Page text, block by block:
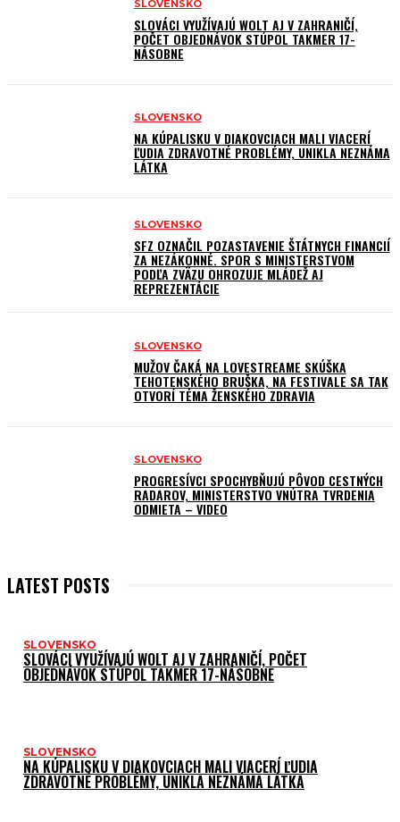
SLOVENSKO
SLOVÁCI VYUŽÍVAJÚ WOLT AJ V ZAHRANIČÍ,
POČET OBJEDNÁVOK STÚPOL TAKMER 17-
NÁSOBNE
SLOVENSKO
NA KÚPALISKU V DIAKOVCIACH MALI VIACERÍ
ĽUDIA ZDRAVOTNÉ PROBLÉMY, UNIKLA NEZNÁMA
LÁTKA
SLOVENSKO
SFZ OZNAČIL POZASTAVENIE ŠTÁTNYCH FINANCIÍ
ZA NEZÁKONNÉ. SPOR S MINISTERSTVOM
PODĽA ZVÄZU OHROZUJE MLÁDEŽ AJ
REPREZENTÁCIE
SLOVENSKO
MUŽOV ČAKÁ NA LOVESTREAME SKÚŠKA
TEHOTENSKÉHO BRUŠKA, NA FESTIVALE SA TAK
OTVORÍ TÉMA ŽENSKÉHO ZDRAVIA
SLOVENSKO
PROGRESÍVCI SPOCHYBŇUJÚ PÔVOD CESTNÝCH
RADAROV, MINISTERSTVO VNÚTRA TVRDENIA
ODMIETA – VIDEO
LATEST POSTS
SLOVENSKO
SLOVÁCI VYUŽÍVAJÚ WOLT AJ V ZAHRANIČÍ, POČET
OBJEDNÁVOK STÚPOL TAKMER 17-NÁSOBNE
SLOVENSKO
NA KÚPALISKU V DIAKOVCIACH MALI VIACERÍ ĽUDIA
ZDRAVOTNÉ PROBLÉMY, UNIKLA NEZNÁMA LÁTKA